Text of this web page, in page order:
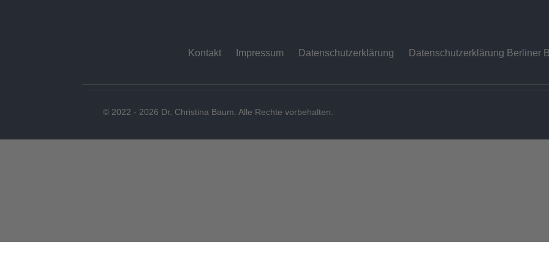
Kontakt Impressum Datenschutzerklärung Datenschutzerklärung Berliner
© 2022 - 2026 Dr. Christina Baum. Alle Rechte vorbehalten.